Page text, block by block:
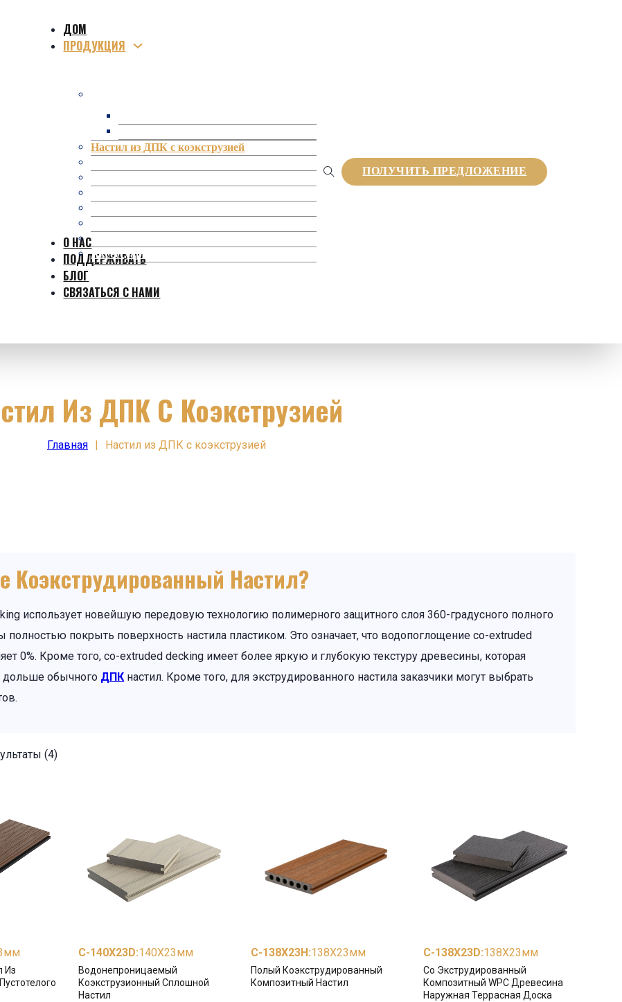
ДОМ
ПРОДУКЦИЯ
Настил из ДПК с коэкструзией
Стеновые панели из ДПК
Аксессуары из ДПК
О НАС
ПОДДЕРЖИВАТЬ
БЛОГ
СВЯЗАТЬСЯ С НАМИ
ПОЛУЧИТЬ ПРЕДЛОЖЕНИЕ
Из ДПК С Коэкструзией
Главная | Настил из ДПК с коэкструзией
Коэкструдированный Настил?
использует новейшую передовую технологию полимерного защитного слоя 360-градусного полного
полностью покрыть поверхность настила пластиком. Это означает, что водопоглощение co-extruded
0%. Кроме того, co-extruded decking имеет более яркую и глубокую текстуру древесины, которая
обычного ДПК настил. Кроме того, для экструдированного настила заказчики могут выбрать
(4)
Из
С-140X23D:140X23мм
Водонепроницаемый
Коэкструзионный Сплошной
Настил
С-138X23H :138X23мм
Полый Коэкструдированный
Композитный Настил
С-138X23D:138X23мм
Co Экструдированный
Композитный WPC Древесина
Наружная Террасная Доска